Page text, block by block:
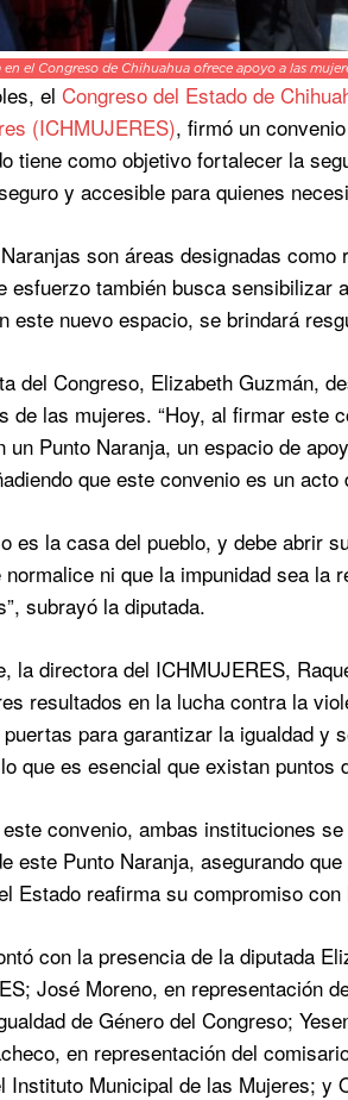
el Congreso de Chihuahua ofrece apoyo a las
el Congreso del Estado de
(ICHMUJERES), firmó un
tiene como objetivo fortalecer la
y accesible para quienes
son áreas designadas
esfuerzo también busca
este nuevo espacio, se brindará
del Congreso, Elizabeth Guzmán,
de las mujeres. “Hoy, al firmar este
un Punto Naranja, un espacio de
que este convenio es un
es la casa del pueblo, y debe abrir
ni que la impunidad sea la
subrayó la diputada.
la directora del ICHMUJERES,
resultados en la lucha contra la
para garantizar la igualdad y
que es esencial que existan puntos
convenio, ambas instituciones
este Punto Naranja, asegurando
Estado reafirma su compromiso
con la presencia de la diputada
José Moreno, en representación
de Género del Congreso;
en representación del
Instituto Municipal de las Mujeres; y